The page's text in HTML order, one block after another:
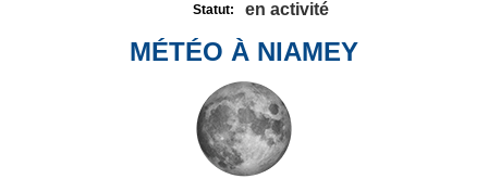
Statut: en activité
MÉTÉO À NIAMEY